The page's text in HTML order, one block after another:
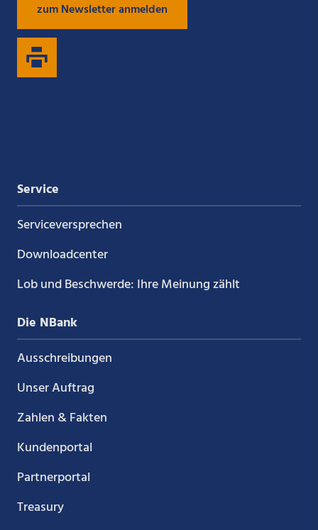
uns
auf
unsuns
zum Newsletter anmelden
Service
Service­versprechen
Downloadcenter
Lob und Beschwerde: Ihre Meinung zählt
Die NBank
Ausschreibungen
Unser Auftrag
Zahlen & Fakten
Kundenportal
Partnerportal
Treasury